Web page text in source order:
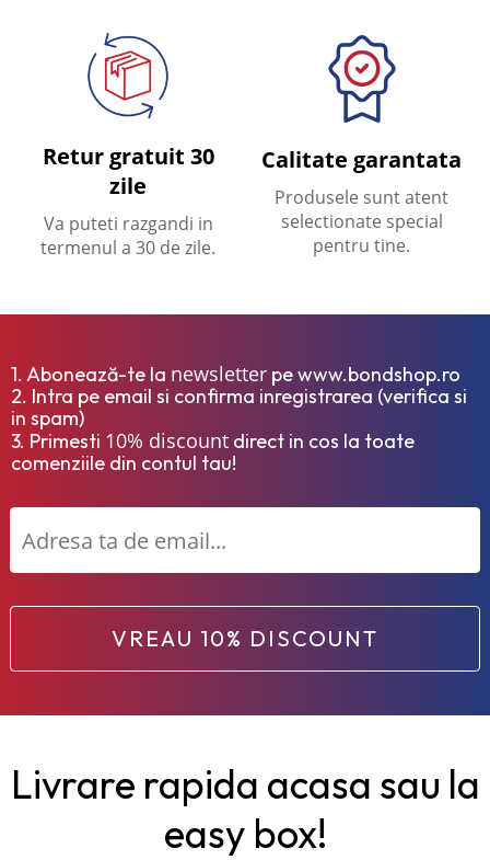
Retur gratuit 30
zile
Va puteti razgandi in
termenul a 30 de zile.
Calitate garantata
Produsele sunt atent
selectionate special
pentru tine.
1. Abonează-te la newsletter pe www.bondshop.ro
2. Intra pe email si confirma inregistrarea (verifica si
in spam)
3. Primesti 10% discount direct in cos la toate
comenziile din contul tau!
VREAU 10% DISCOUNT
Livrare rapida acasa sau la
easy box!